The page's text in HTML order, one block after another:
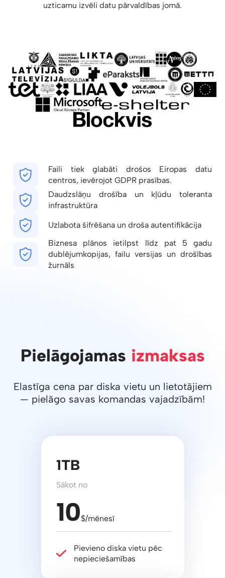
uzticamu izvēli datu pārvaldības jomā.
Faili tiek glabāti drošos Eiropas datu
centros, ievērojot GDPR prasības.
Daudzslāņu drošība un kļūdu toleranta
infrastruktūra
Uzlabota šifrēšana un droša autentifikācija
Biznesa plānos ietilpst līdz pat 5 gadu
dublējumkopijas, failu versijas un drošības
žurnāls
Pielāgojamas izmaksas
Elastīga cena par diska vietu un lietotājiem
— pielāgo savas komandas vajadzībām!
1TB
Sākot no
10$/mēnesī
Pievieno diska vietu pēc
nepieciešamības